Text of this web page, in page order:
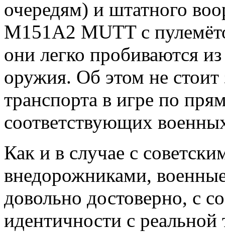
очередям) и штатного
M151A2 MUTT с
они легко пробиваются
оружия. Об этом не стоит
транспорта в игре по
соответствующих
Как и в случае с
внедорожниками,
довольно достоверно, с
идентичности с реальной